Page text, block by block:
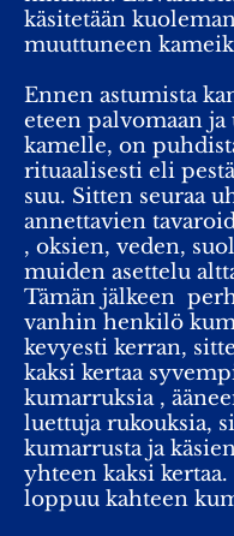
käsitetään
muuttuneen
Ennen astumista
eteen palvomaan ja
kamelle, on
rituaalisesti eli
suu. Sitten seuraa
annettavien
, oksien, veden,
muiden asettelu
Tämän jälkeen
vanhin henkilö
kevyesti kerran,
kaksi kertaa
kumarruksia ,
luettuja rukouksia,
kumarrusta ja
yhteen kaksi
loppuu kahteen